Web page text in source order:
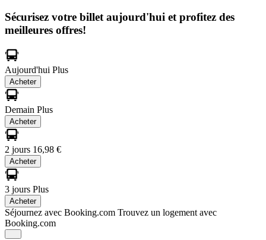
Sécurisez votre billet aujourd'hui et profitez des
meilleures offres!
Aujourd'hui Plus
Acheter
Demain Plus
Acheter
2 jours 16,98 €
Acheter
3 jours Plus
Acheter
Séjournez avec Booking.com Trouvez un logement avec
Booking.com